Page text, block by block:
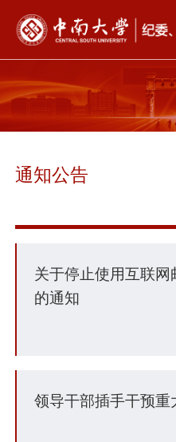
通知公告
关于停止使用互联
的通知
领导干部插手干预重